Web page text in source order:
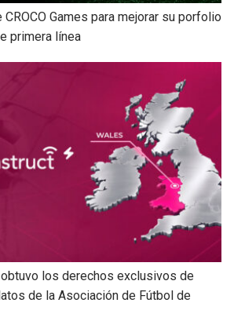
CROCO Games para mejorar su porfolio
primera línea
los derechos exclusivos de
de la Asociación de Fútbol de